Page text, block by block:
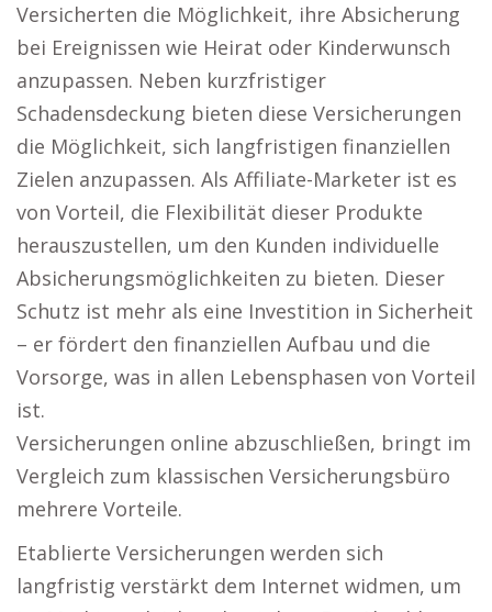
Versicherten die Möglichkeit, ihre Absicherung
bei Ereignissen wie Heirat oder Kinderwunsch
anzupassen. Neben kurzfristiger
Schadensdeckung bieten diese Versicherungen
die Möglichkeit, sich langfristigen finanziellen
Zielen anzupassen. Als Affiliate-Marketer ist es
von Vorteil, die Flexibilität dieser Produkte
herauszustellen, um den Kunden individuelle
Absicherungsmöglichkeiten zu bieten. Dieser
Schutz ist mehr als eine Investition in Sicherheit
– er fördert den finanziellen Aufbau und die
Vorsorge, was in allen Lebensphasen von Vorteil
ist.
Versicherungen online abzuschließen, bringt im
Vergleich zum klassischen Versicherungsbüro
mehrere Vorteile.
Etablierte Versicherungen werden sich
langfristig verstärkt dem Internet widmen, um